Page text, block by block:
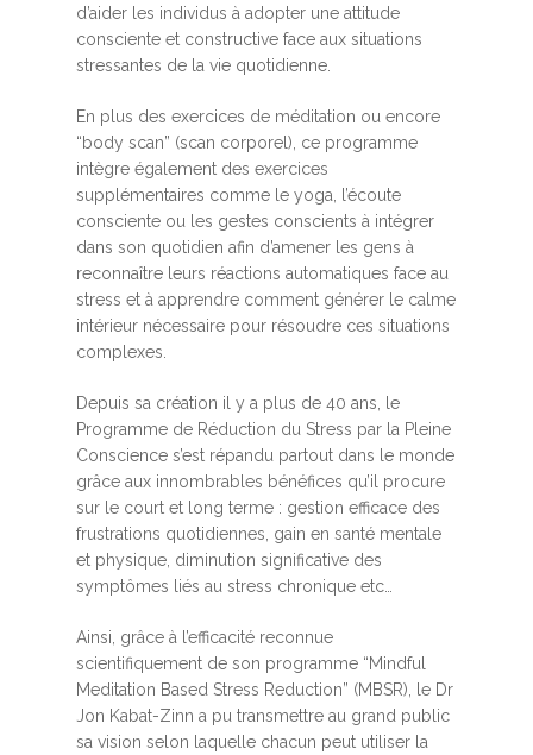
d’aider les individus à adopter une attitude
consciente et constructive face aux situations
stressantes de la vie quotidienne.
En plus des exercices de méditation ou encore
“body scan” (scan corporel), ce programme
intègre également des exercices
supplémentaires comme le yoga, l’écoute
consciente ou les gestes conscients à intégrer
dans son quotidien afin d’amener les gens à
reconnaître leurs réactions automatiques face au
stress et à apprendre comment générer le calme
intérieur nécessaire pour résoudre ces situations
complexes.
Depuis sa création il y a plus de 40 ans, le
Programme de Réduction du Stress par la Pleine
Conscience s’est répandu partout dans le monde
grâce aux innombrables bénéfices qu’il procure
sur le court et long terme : gestion efficace des
frustrations quotidiennes, gain en santé mentale
et physique, diminution significative des
symptômes liés au stress chronique etc…
Ainsi, grâce à l’efficacité reconnue
scientifiquement de son programme “Mindful
Meditation Based Stress Reduction” (MBSR), le Dr
Jon Kabat-Zinn a pu transmettre au grand public
sa vision selon laquelle chacun peut utiliser la